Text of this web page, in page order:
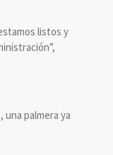
listos y
palmera ya